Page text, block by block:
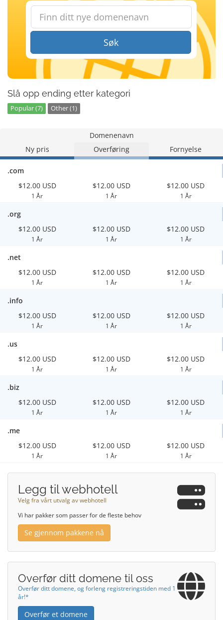
Søk
Slå opp ending etter kategori
Popular (7) Other (1)
Domenenavn
Ny pris
Overføring Fornyelse
.com
$12.00 USD
1 År
$12.00 USD
1 År
$12.00 USD
1 År
.org
$12.00 USD
1 År
$12.00 USD
1 År
$12.00 USD
1 År
.net
$12.00 USD
1 År
$12.00 USD
1 År
$12.00 USD
1 År
.info
$12.00 USD
1 År
$12.00 USD
1 År
$12.00 USD
1 År
.us
$12.00 USD
1 År
$12.00 USD
1 År
$12.00 USD
1 År
.biz
$12.00 USD
1 År
$12.00 USD
1 År
$12.00 USD
1 År
.me
$12.00 USD
1 År
$12.00 USD
1 År
$12.00 USD
1 År
Legg til webhotell
Velg fra vårt utvalg av webhotell
Vi har pakker som passer for de fleste behov
Se gjennom pakkene nå
Overfør ditt domene til oss
Overfør ditt domene, og forleng registreringstiden med 1
år!*
Overfør et domene